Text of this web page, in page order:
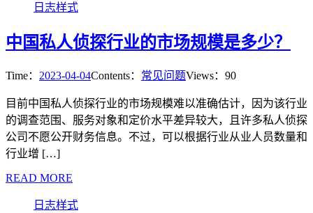
日志样式
中国私人侦探行业的市场规模是多少？
Time： 2023-04-04Contents： 常见问题Views：90
目前中国私人侦探行业的市场规模难以准确估计，因为该行业
的调查范围、服务对象和定价水平差异较大，且许多私人侦探
公司不愿公开财务信息。不过，可以根据行业从业人员数量和
行业增 […]
READ MORE
日志样式